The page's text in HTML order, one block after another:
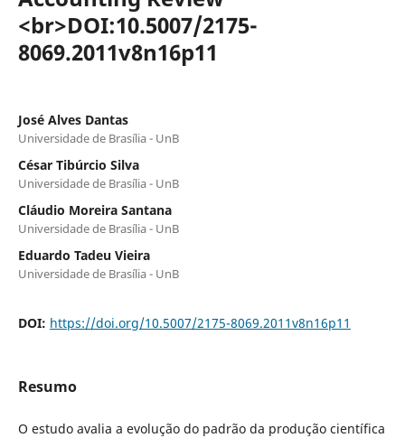
<br>DOI:10.5007/2175-
8069.2011v8n16p11
José Alves Dantas
Universidade de Brasília - UnB
César Tibúrcio Silva
Universidade de Brasília - UnB
Cláudio Moreira Santana
Universidade de Brasília - UnB
Eduardo Tadeu Vieira
Universidade de Brasília - UnB
DOI: https://doi.org/10.5007/2175-8069.2011v8n16p11
Resumo
O estudo avalia a evolução do padrão da produção científica